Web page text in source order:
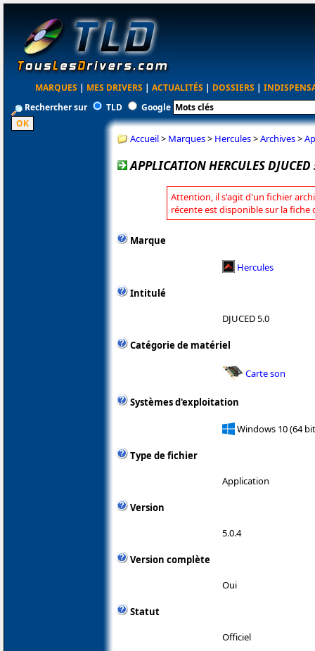
MARQUES | MES DRIVERS | ACTUALITÉS | DOSSIERS |
Rechercher sur
TLD Google
Accueil> Marques> Hercules>Archives>
APPLICATION HERCULES
Attention, il s'agit d'un fichier
récente est disponible sur la fiche
Marque
Hercules
Intitulé
DJUCED 5.0
Catégorie de matériel
Carte son
Systèmes d'exploitation
Windows 10 (64
Type de fichier
Application
Version
5.0.4
Version complète
Oui
Statut
Officiel